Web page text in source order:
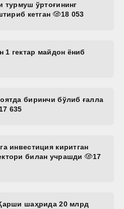
турмуш ўртоғининг
кетган
18 053
1 гектар майдон ёниб
биринчи бўлиб ғалла
17 635
инвестиция киритган
билан учрашди
17
шаҳрида 20 млрд